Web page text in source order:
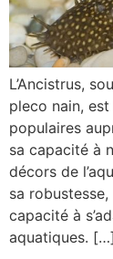
L’Ancistrus,
pleco nain, est
populaires
sa capacité à
décors de
sa
capacité à
aquatiques. […]